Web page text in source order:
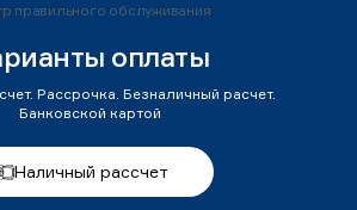
правильного обслуживания
оплаты
Рассрочка. Безналичный расчет.
Банковской картой
Наличный рассчет